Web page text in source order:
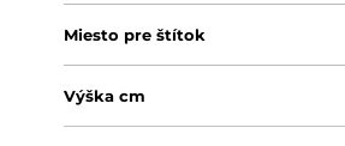
Miesto pre štítok
Výška cm